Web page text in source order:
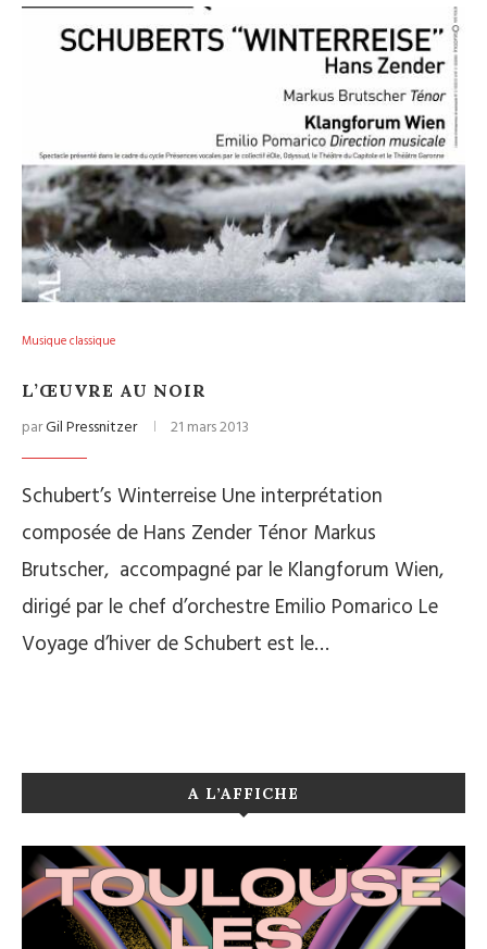
Musique classique
L’ŒUVRE AU NOIR
parGil Pressnitzer 21 mars 2013
Schubert’s Winterreise Une interprétation
composée de Hans Zender Ténor Markus
Brutscher, accompagné par le Klangforum Wien,
dirigé par le chef d’orchestre Emilio Pomarico Le
Voyage d’hiver de Schubert est le…
A L’AFFICHE